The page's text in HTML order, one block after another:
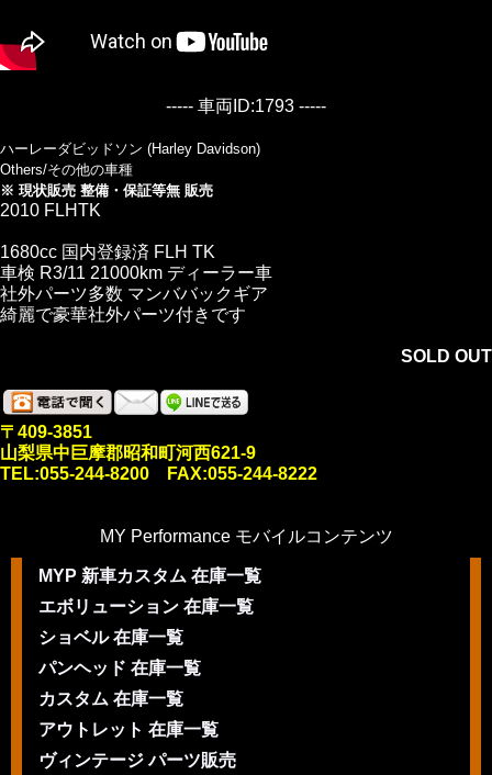
----- 車両ID:1793 -----
ハーレーダビッドソン (Harley Davidson)
Others/その他の車種
※ 現状販売 整備・保証等無 販売
2010 FLHTK
1680cc 国内登録済 FLH TK
車検 R3/11 21000km ディーラー車
社外パーツ多数 マンババックギア
綺麗で豪華社外パーツ付きです
SOLD OUT
〒409-3851
山梨県中巨摩郡昭和町河西621-9
TEL:055-244-8200 FAX:055-244-8222
MY Performance モバイルコンテンツ
MYP 新車カスタム 在庫一覧
エボリューション 在庫一覧
ショベル 在庫一覧
パンヘッド 在庫一覧
カスタム 在庫一覧
アウトレット 在庫一覧
ヴィンテージ パーツ販売